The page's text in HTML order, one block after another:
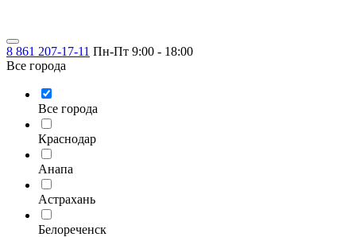
8 861 207-17-11 Пн-Пт 9:00 - 18:00
Все города
Все города
Краснодар
Анапа
Астрахань
Белореченск